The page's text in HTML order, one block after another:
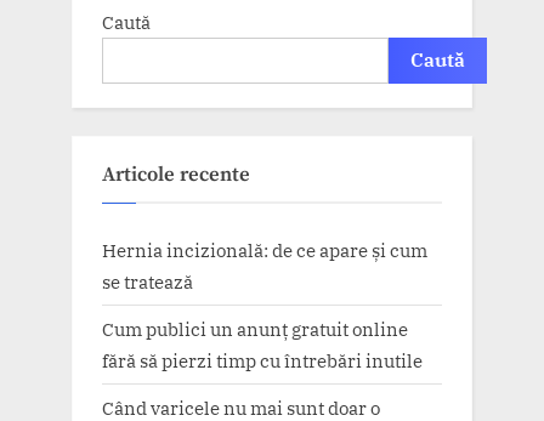
Caută
Caută
Articole recente
Hernia incizională: de ce apare și cum
se tratează
Cum publici un anunț gratuit online
fără să pierzi timp cu întrebări inutile
Când varicele nu mai sunt doar o